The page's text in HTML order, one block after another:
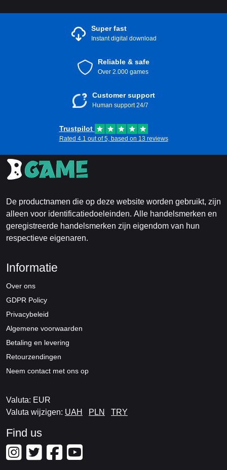
Super fast
Instant digital download
Reliable & safe
Over 2.000 games
Customer support
Human support 24/7
Trustpilot
Rated 4.1 out of 5, based on 13 reviews
De productnamen die op deze website worden gebruikt, zijn
alleen voor identificatiedoeleinden. Alle handelsmerken en
geregistreerde handelsmerken zijn eigendom van hun
respectieve eigenaren.
Informatie
Over ons
GDPR Policy
Privacybeleid
Algemene voorwaarden
Betaling en levering
Retourzendingen
Neem contact met ons op
Valuta: EUR
Valuta wijzigen: UAH PLN TRY
Find us